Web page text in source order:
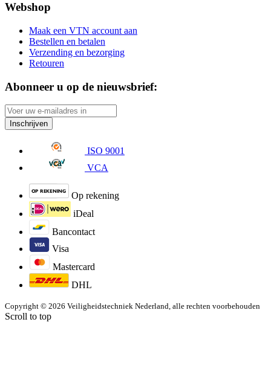
Webshop
Maak een VTN account aan
Bestellen en betalen
Verzending en bezorging
Retouren
Abonneer u op de nieuwsbrief:
Inschrijven
ISO 9001
VCA
Op rekening
iDeal
Bancontact
Visa
Mastercard
DHL
Copyright © 2026 Veiligheidstechniek Nederland, alle rechten voorbehouden
Scroll to top